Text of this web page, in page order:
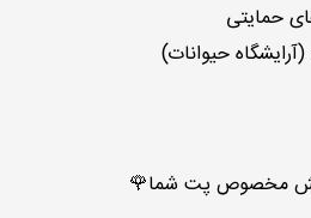
حمایتی
حیوانات)
مخصوص پت شما🌹